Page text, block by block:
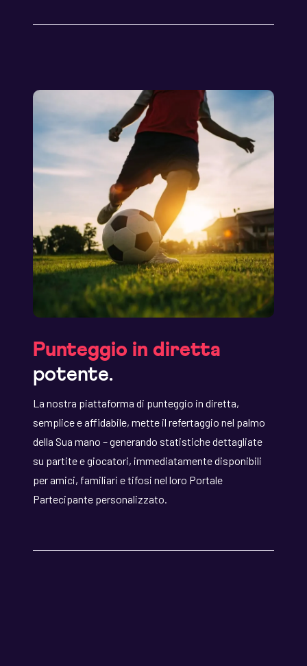
Punteggio in diretta
potente.
La nostra piattaforma di punteggio in diretta,
semplice e affidabile, mette il refertaggio nel palmo
della Sua mano – generando statistiche dettagliate
su partite e giocatori, immediatamente disponibili
per amici, familiari e tifosi nel loro Portale
Partecipante personalizzato.